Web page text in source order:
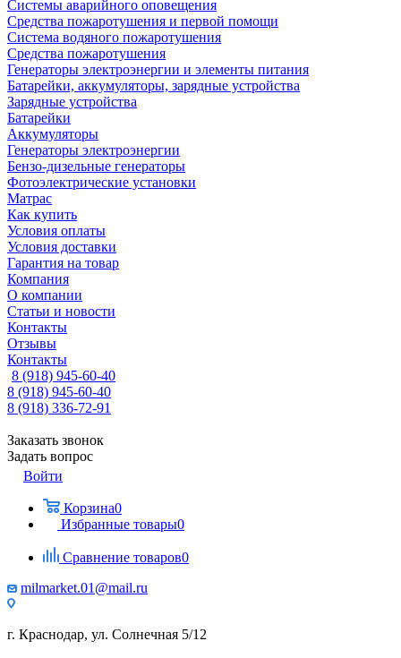
Системы аварийного оповещения
Средства пожаротушения и первой помощи
Система водяного пожаротушения
Средства пожаротушения
Генераторы электроэнергии и элементы питания
Батарейки, аккумуляторы, зарядные устройства
Зарядные устройства
Батарейки
Аккумуляторы
Генераторы электроэнергии
Бензо-дизельные генераторы
Фотоэлектрические установки
Матрас
Как купить
Условия оплаты
Условия доставки
Гарантия на товар
Компания
О компании
Статьи и новости
Контакты
Отзывы
Контакты
8 (918) 945-60-40
8 (918) 945-60-40
8 (918) 336-72-91
Заказать звонок
Задать вопрос
Войти
Корзина0
Избранные товары0
Сравнение товаров0
milmarket.01@mail.ru
г. Краснодар, ул. Солнечная 5/12